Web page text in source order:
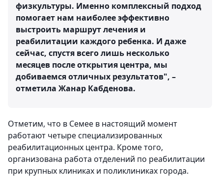
физкультуры. Именно комплексный подход
помогает нам наиболее эффективно
выстроить маршрут лечения и
реабилитации каждого ребенка. И даже
сейчас, спустя всего лишь несколько
месяцев после открытия центра, мы
добиваемся отличных результатов", –
отметила Жанар Кабденова.
Отметим, что в Семее в настоящий момент
работают четыре специализированных
реабилитационных центра. Кроме того,
организована работа отделений по реабилитации
при крупных клиниках и поликлиниках города.